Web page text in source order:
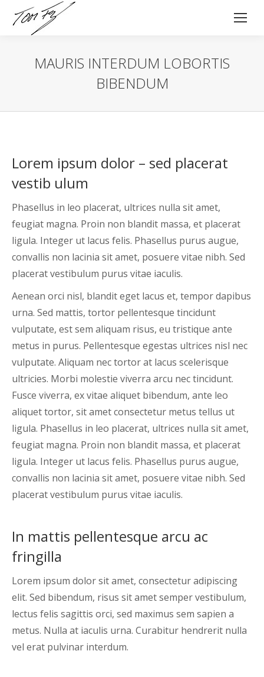
MAURIS INTERDUM LOBORTIS
BIBENDUM
Lorem ipsum dolor – sed placerat
vestib ulum
Phasellus in leo placerat, ultrices nulla sit amet,
feugiat magna. Proin non blandit massa, et placerat
ligula. Integer ut lacus felis. Phasellus purus augue,
convallis non lacinia sit amet, posuere vitae nibh. Sed
placerat vestibulum purus vitae iaculis.
Aenean orci nisl, blandit eget lacus et, tempor dapibus
urna. Sed mattis, tortor pellentesque tincidunt
vulputate, est sem aliquam risus, eu tristique ante
metus in purus. Pellentesque egestas ultrices nisl nec
vulputate. Aliquam nec tortor at lacus scelerisque
ultricies. Morbi molestie viverra arcu nec tincidunt.
Fusce viverra, ex vitae aliquet bibendum, ante leo
aliquet tortor, sit amet consectetur metus tellus ut
ligula. Phasellus in leo placerat, ultrices nulla sit amet,
feugiat magna. Proin non blandit massa, et placerat
ligula. Integer ut lacus felis. Phasellus purus augue,
convallis non lacinia sit amet, posuere vitae nibh. Sed
placerat vestibulum purus vitae iaculis.
In mattis pellentesque arcu ac
fringilla
Lorem ipsum dolor sit amet, consectetur adipiscing
elit. Sed bibendum, risus sit amet semper vestibulum,
lectus felis sagittis orci, sed maximus sem sapien a
metus. Nulla at iaculis urna. Curabitur hendrerit nulla
vel erat pulvinar interdum.